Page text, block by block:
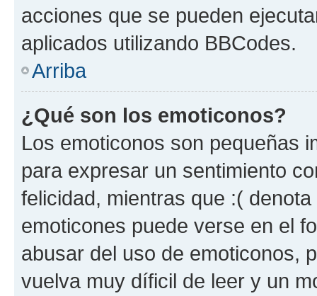
acciones que se pueden
aplicados utilizando BBCodes.
Arriba
¿Qué son los emoticonos?
Los emoticonos son pequeñas
para expresar un sentimiento
felicidad, mientras que :(
emoticones puede verse en el
abusar del uso de emoticonos,
vuelva muy díficil de leer y un